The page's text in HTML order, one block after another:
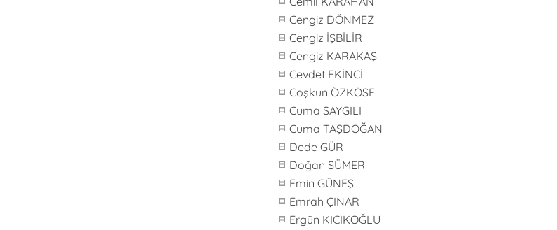
Cengiz DÖNMEZ
Cengiz İŞBİLİR
Cengiz KARAKAŞ
Cevdet EKİNCİ
Coşkun ÖZKÖSE
Cuma SAYGILI
Cuma TAŞDOĞAN
Dede GÜR
Doğan SÜMER
Emin GÜNEŞ
Emrah ÇINAR
Ergün KICIKOĞLU